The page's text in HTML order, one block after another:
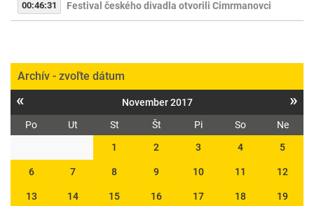
00:46:31 Festival českého divadla otvorili Cimrmanovci
Archív - zvoľte dátum
« November 2017 »
Po Ut St Št Pi So
Ne
1
2 3 4 5
6 7 8 9 10 11 12
13 14 15 16 17 18 19